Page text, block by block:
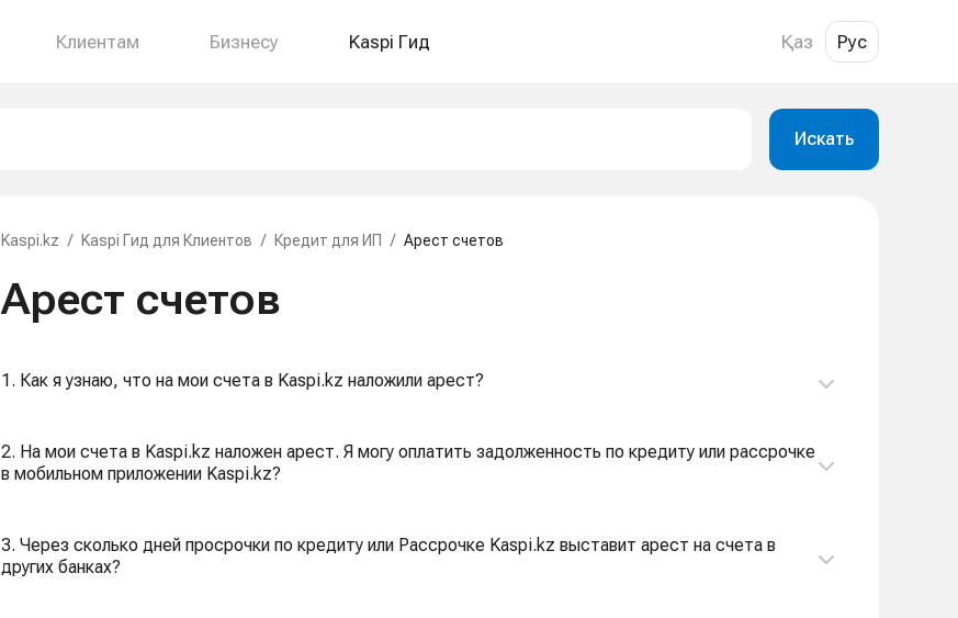
Клиентам Бизнесу Kaspi Гид Қаз Рус
Искать
Kaspi.kz / Kaspi Гид для Клиентов / Кредит для ИП / Арест счетов
Арест счетов
1. Как я узнаю, что на мои счета в Kaspi.kz наложили арест?
2. На мои счета в Kaspi.kz наложен арест. Я могу оплатить задолженность по кредиту или рассрочке
в мобильном приложении Kaspi.kz?
3. Через сколько дней просрочки по кредиту или Рассрочке Kaspi.kz выставит арест на счета в
других банках?